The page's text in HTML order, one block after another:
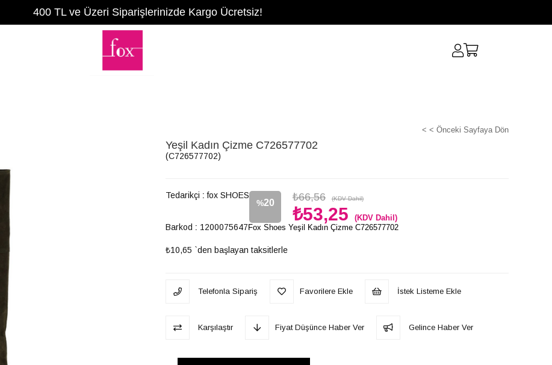
400 TL ve Üzeri Siparişlerinizde Kargo Ücretsiz!
< < Önceki Sayfaya Dön
Yeşil Kadın Çizme C726577702
(C726577702)
Tedarikçi : fox SHOES
%20
İndirim
₺66,56 (KDV Dahil)
₺53,25 (KDV Dahil)
Barkod : 1200075647
₺10,65 `den başlayan taksitlerle
Fox Shoes Yeşil Kadın Çizme C726577702
Telefonla Sipariş Favorilere Ekle İstek Listeme Ekle
Karşılaştır Fiyat Düşünce Haber Ver Gelince Haber Ver